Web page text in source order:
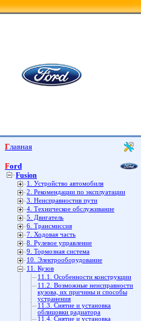
Главная
Ford
Fusion
1. Устройство автомобиля
2. Рекомендации по эксплуатации
3. Неисправностив пути
4. Техническое обслуживание
5. Двигатель
6. Трансмиссия
7. Ходовая часть
8. Рулевое управление
9. Тормозная система
10. Электрооборудование
11. Кузов
11.1. Особенности конструкции
11.2. Возможные неисправности
кузова, их причины и способы
устранения
11.3. Снятие и установка
облицовки радиатора
11.4. Снятие и установка